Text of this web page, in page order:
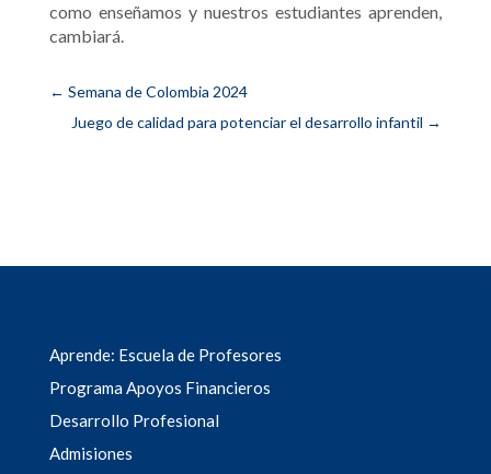
como enseñamos y nuestros estudiantes aprenden,
cambiará.
← Semana de Colombia 2024
Juego de calidad para potenciar el desarrollo infantil →
Aprende: Escuela de Profesores
Programa Apoyos Financieros
Desarrollo Profesional
Admisiones